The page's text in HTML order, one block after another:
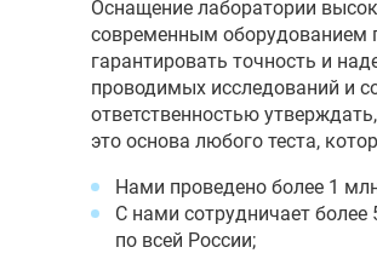
Оснащение лаборатории
современным оборудованием
гарантировать точность и
проводимых исследований и
ответственностью
это основа любого теста,
Нами проведено более 1
С нами сотрудничает более
по всей России;